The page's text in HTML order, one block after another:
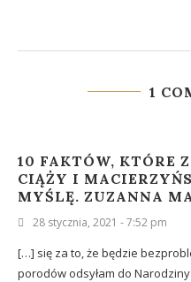
1
10 FAKTÓW, KTÓRE
CIĄŻY I
MYŚLĘ. ZUZANNA
28 stycznia, 2021 - 7:52 pm
[…] się za to, że będzie
porodów odsyłam do